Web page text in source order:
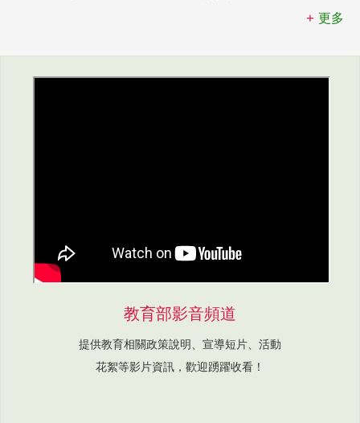
更多
教育部影音頻道
提供教育相關政策說明、宣導短片、活動
花絮等影片資訊，歡迎踴躍收看！